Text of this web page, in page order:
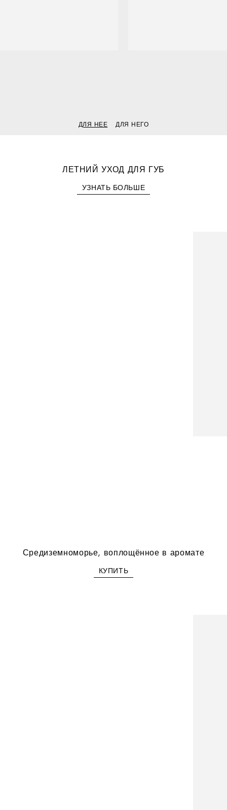
ДЛЯ НЕЕ ДЛЯ НЕГО
ЛЕТНИЙ УХОД ДЛЯ ГУБ
УЗНАТЬ БОЛЬШЕ
Средиземноморье, воплощённое в аромате
КУПИТЬ